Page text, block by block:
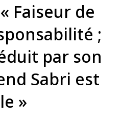
Faiseur de
;
par son
Sabri est
»